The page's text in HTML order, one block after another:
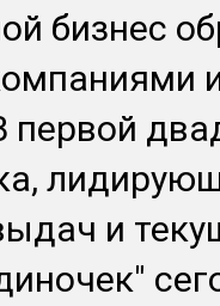
биз­нес
и